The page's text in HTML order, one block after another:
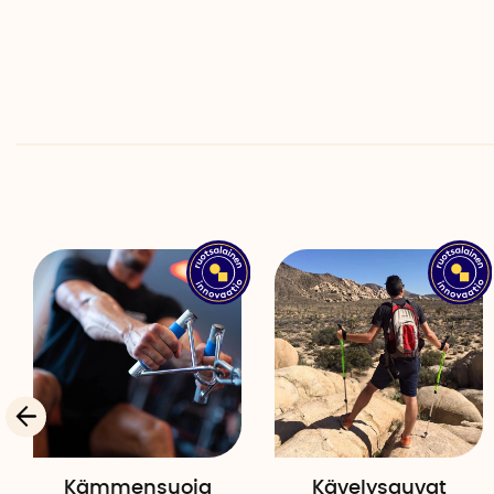
Kämmensuoja
Kävelysauvat